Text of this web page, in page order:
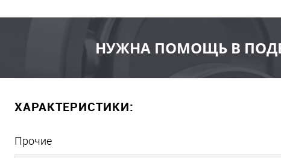
НУЖНА ПОМОЩЬ В
ХАРАКТЕРИСТИКИ:
Прочие